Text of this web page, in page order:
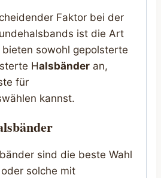
Faktor bei der
ist die Art
sowohl gepolsterte
Halsbänder an,
für
kannst.
sind die beste Wahl
solche mit